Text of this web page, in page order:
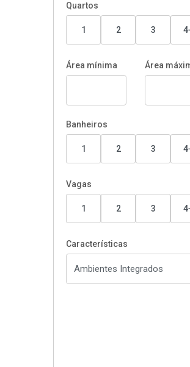
Quartos
1 2 3
Área mínima Área
Banheiros
1 2 3
Vagas
1 2 3
Características